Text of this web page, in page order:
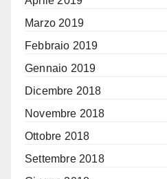
Marzo 2019
Febbraio 2019
Gennaio 2019
Dicembre 2018
Novembre 2018
Ottobre 2018
Settembre 2018